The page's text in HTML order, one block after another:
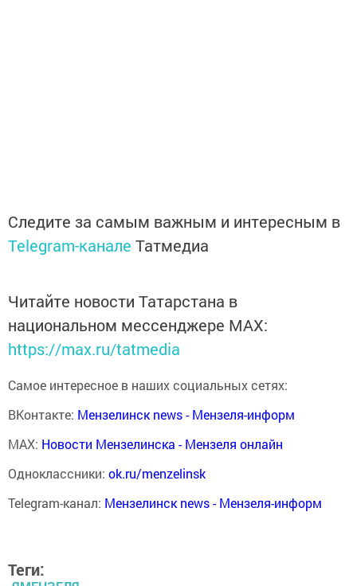
Следите за самым важным и интересным в
Telegram-канале Татмедиа
Читайте новости Татарстана в
национальном мессенджере MАХ:
https://max.ru/tatmedia
Самое интересное в наших социальных сетях:
ВКонтакте: Мензелинск news - Мензеля-информ
MAX: Новости Мензелинска - Мензеля онлайн
Одноклассники: ok.ru/menzelinsk
Telegram-канал: Мензелинск news - Мензеля-информ
Теги: